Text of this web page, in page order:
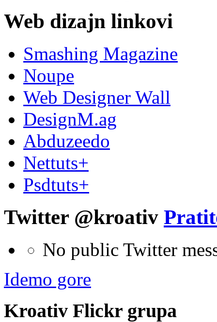
Web dizajn linkovi
Smashing Magazine
Noupe
Web Designer Wall
DesignM.ag
Abduzeedo
Nettuts+
Psdtuts+
Twitter @kroativ
No public Twitter
Idemo gore
Kroativ Flickr grupa